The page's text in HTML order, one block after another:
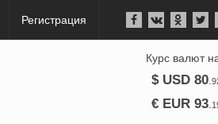
Регистрация
Курс валют
$ USD 80
€ EUR 93